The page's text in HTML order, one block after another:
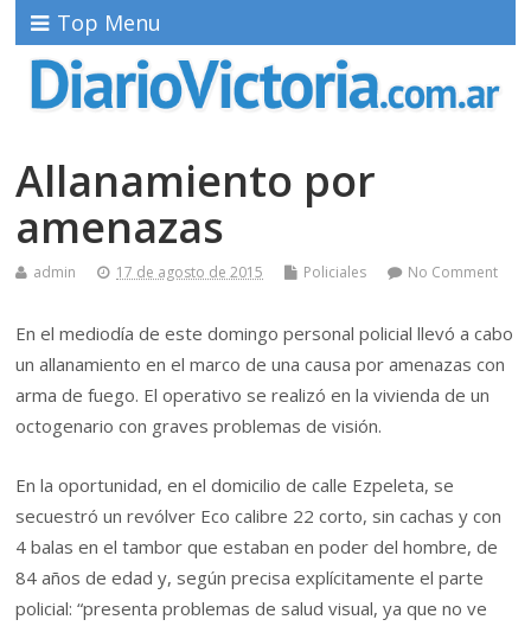
Top Menu
Allanamiento por
amenazas
admin 17 de agosto de 2015 Policiales No Comment
En el mediodía de este domingo personal policial llevó a cabo
un allanamiento en el marco de una causa por amenazas con
arma de fuego. El operativo se realizó en la vivienda de un
octogenario con graves problemas de visión.
En la oportunidad, en el domicilio de calle Ezpeleta, se
secuestró un revólver Eco calibre 22 corto, sin cachas y con
4 balas en el tambor que estaban en poder del hombre, de
84 años de edad y, según precisa explícitamente el parte
policial: “presenta problemas de salud visual, ya que no ve